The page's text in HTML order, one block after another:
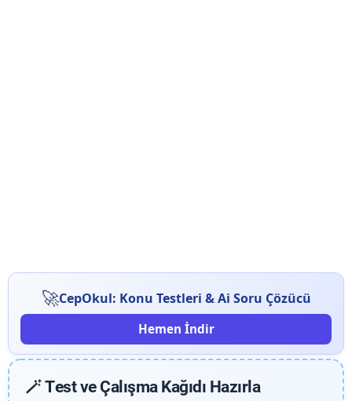
🚀CepOkul: Konu Testleri & Ai Soru Çözücü
Hemen İndir
🪄 Test ve Çalışma Kağıdı Hazırla